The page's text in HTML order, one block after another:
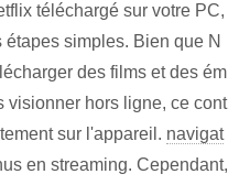
téléchargé sur votre PC,
simples. Bien que N
des films et des ém
visionner hors ligne, ce cont
sur l'appareil. navigat
en streaming. Cependant,